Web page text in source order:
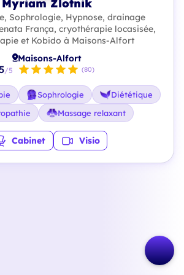
Myriam Zlotnik
Sophrologie, Hypnose, drainage
França, cryothérapie locasisée,
et Kobido à Maisons-Alfort
Maisons-Alfort
/5 (80)
Sophrologie
Diététique
Massage relaxant
Cabinet Visio